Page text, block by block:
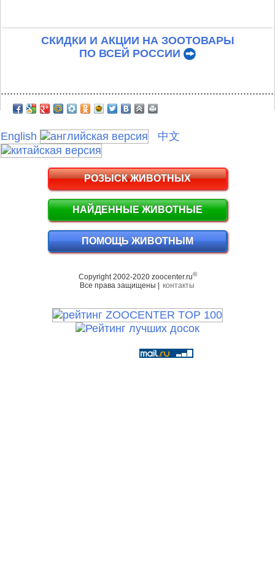
СКИДКИ И АКЦИИ НА ЗООТОВАРЫ
ПО ВСЕЙ РОССИИ
English 中文
РОЗЫСК ЖИВОТНЫХ
НАЙДЕННЫЕ ЖИВОТНЫЕ
ПОМОЩЬ ЖИВОТНЫМ
Copyright 2002-2020 zoocenter.ru©
Все права защищены | контакты